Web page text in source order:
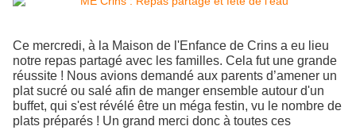
Ce mercredi, à la Maison de l'Enfance de Crins a eu lieu
notre repas partagé avec les familles. Cela fut une grande
réussite ! Nous avions demandé aux parents d’amener un
plat sucré ou salé afin de manger ensemble autour d'un
buffet, qui s'est révélé être un méga festin, vu le nombre de
plats préparés ! Un grand merci donc à toutes ces